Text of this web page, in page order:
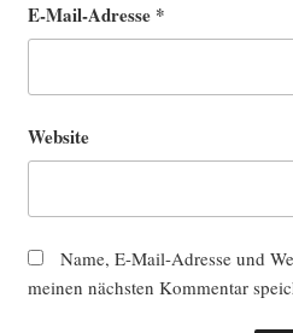
E-Mail-Adresse *
Website
Name, E-Mail-Adresse und
meinen nächsten Kommentar